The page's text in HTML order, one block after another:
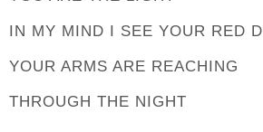
IN MY MIND I SEE YOUR RED
YOUR ARMS ARE REACHING
THROUGH THE NIGHT